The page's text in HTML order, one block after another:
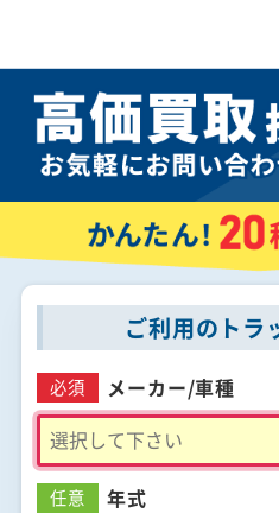
ご利用のトラ
必須 メーカー/車種
任意 年式